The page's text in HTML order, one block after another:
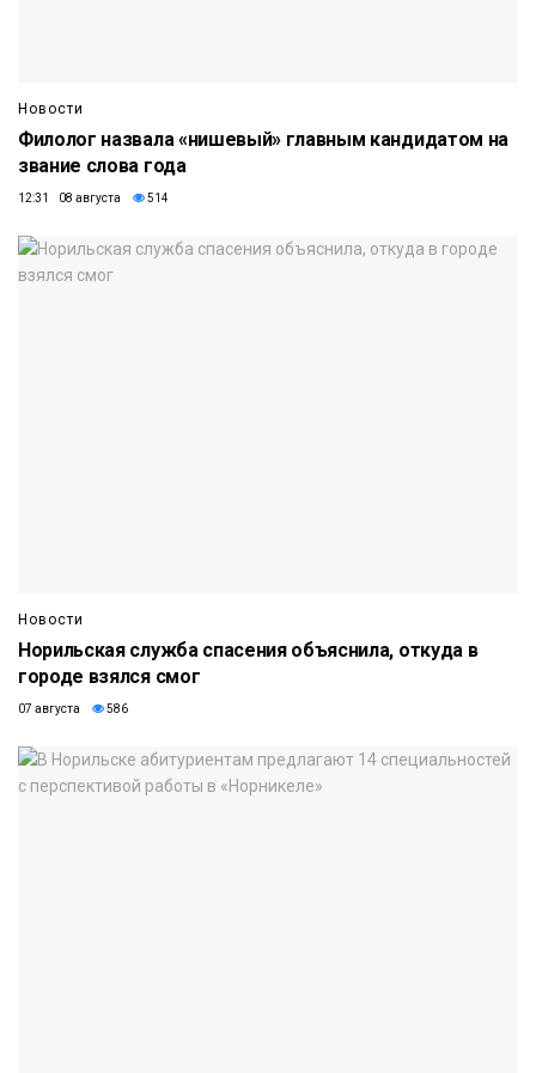
Новости
Филолог назвала «нишевый» главным кандидатом на
звание слова года
12:31 08 августа 514
Новости
Норильская служба спасения объяснила, откуда в
городе взялся смог
07 августа 586